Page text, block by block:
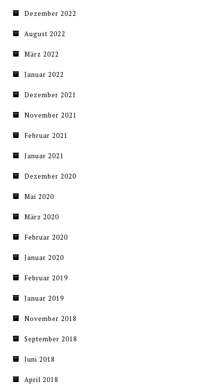
Dezember 2022
August 2022
März 2022
Januar 2022
Dezember 2021
November 2021
Februar 2021
Januar 2021
Dezember 2020
Mai 2020
März 2020
Februar 2020
Januar 2020
Februar 2019
Januar 2019
November 2018
September 2018
Juni 2018
April 2018